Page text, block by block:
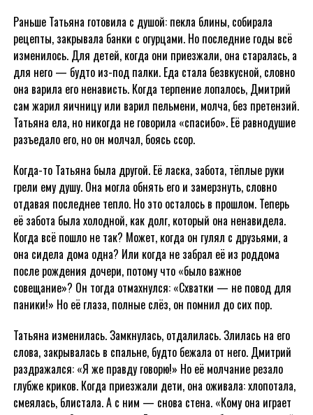
Раньше Татьяна готовила с душой: пекла блины, собирала
рецепты, закрывала банки с огурцами. Но последние годы всё
изменилось. Для детей, когда они приезжали, она старалась, а
для него — будто из-под палки. Еда стала безвкусной, словно
она варила его ненависть. Когда терпение лопалось, Дмитрий
сам жарил яичницу или варил пельмени, молча, без претензий.
Татьяна ела, но никогда не говорила «спасибо». Её равнодушие
разъедало его, но он молчал, боясь ссор.
Когда-то Татьяна была другой. Её ласка, забота, тёплые руки
грели ему душу. Она могла обнять его и замерзнуть, словно
отдавая последнее тепло. Но это осталось в прошлом. Теперь
её забота была холодной, как долг, который она ненавидела.
Когда всё пошло не так? Может, когда он гулял с друзьями, а
она сидела дома одна? Или когда не забрал её из роддома
после рождения дочери, потому что «было важное
совещание»? Он тогда отмахнулся: «Схватки — не повод для
паники!» Но её глаза, полные слёз, он помнил до сих пор.
Татьяна изменилась. Замкнулась, отдалилась. Злилась на его
слова, закрывалась в спальне, будто бежала от него. Дмитрий
раздражался: «Я же правду говорю!» Но её молчание резало
глубже криков. Когда приезжали дети, она оживала: хлопотала,
смеялась, блистала. А с ним — снова стена. «Кому она играет